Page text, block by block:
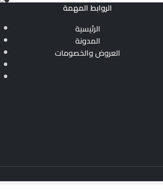
الروابط المهمة
الرئيسية
المدونة
العروض والخصومات